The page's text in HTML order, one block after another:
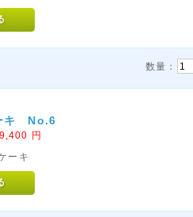
数量：
キ No.6
円
ーキ